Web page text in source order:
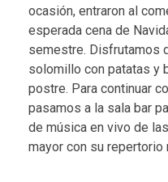
ocasión, entraron al
esperada cena de
semestre. Disfrutamos
solomillo con patatas y
postre. Para continuar
pasamos a la sala bar
de música en vivo de
mayor con su repertorio